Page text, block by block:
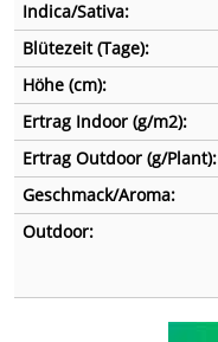
Indica/Sativa:
Blütezeit (Tage):
Höhe (cm):
Ertrag Indoor (g/m2):
Ertrag Outdoor (g/Plant):
Geschmack/Aroma:
Outdoor: